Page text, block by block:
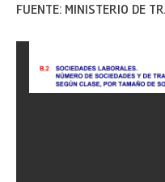
FUENTE: MINISTERIO DE